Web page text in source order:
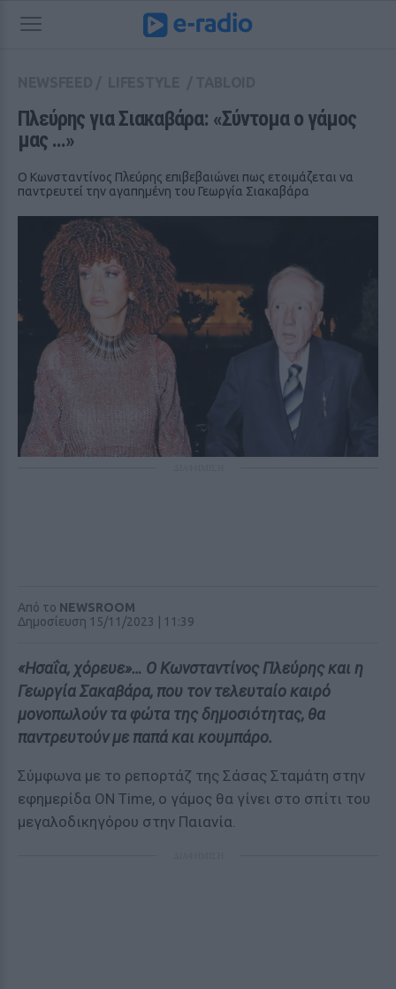
Πλεύρης για Σιακαβάρα: «Σύντομα ο γάμος
μας ...»
Ο Κωνσταντίνος Πλεύρης επιβεβαιώνει πως ετοιμάζεται να
παντρευτεί την αγαπημένη του Γεωργία Σιακαβάρα
Από το NEWSROOM
Δημοσίευση 15/11/2023 | 11:39
«Ησαΐα, χόρευε»… Ο Κωνσταντίνος Πλεύρης και η
Γεωργία Σακαβάρα, που τον τελευταίο καιρό
μονοπωλούν τα φώτα της δημοσιότητας, θα
παντρευτούν με παπά και κουμπάρο.
Σύμφωνα με το ρεπορτάζ της Σάσας Σταμάτη στην
εφημερίδα ON Time, ο γάμος θα γίνει στο σπίτι του
μεγαλοδικηγόρου στην Παιανία.